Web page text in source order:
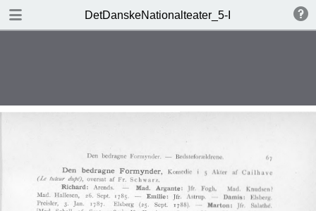
DetDanskeNationalteater_5-I
DOWNLOAD